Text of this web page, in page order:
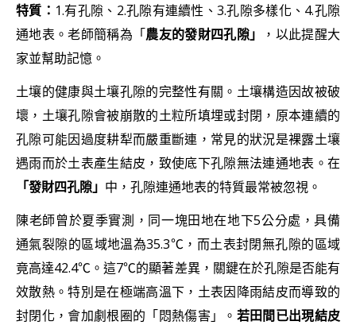
特質： 1.有孔隙、2.孔隙有連續性、3.孔隙多樣化、4.孔隙
通地表。老師簡稱為「農友的發財四孔隙」
，以此提醒大
家並幫助記憶。
土壤的健康與土壤孔隙的完整性有關。土壤構造因故被破
壞，土壤孔隙會被崩散的土粒所填埋或封閉，原本連續的
孔隙可能因過度耕犁而嚴重斷連，常見的狀況是裸露土壤
遇雨而於土表產生結皮，致使底下孔隙無法連通地表。在
「發財四孔隙」 中，孔隙連通地表的特質最常被忽視。
陳老師曾於夏季實測，同一塊田地在地下5公分處，具備
通氣裂隙的區域地溫為35.3℃，而土表封閉無孔隙的區域
竟高達42.4℃。這7℃的顯著差異，關鍵在於孔隙是否能有
效散熱。特別是在極端高溫下，土表因降雨結皮而導致的
封閉化，會加劇根圈的「悶熱傷害」。 若田間已出現結皮